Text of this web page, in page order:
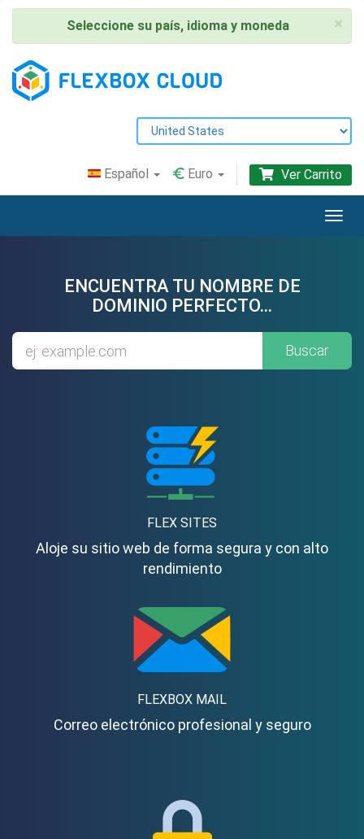
×
Seleccione su país, idioma y moneda
Español Euro Ver Carrito
ENCUENTRA TU NOMBRE DE
DOMINIO PERFECTO...
FLEX SITES
Aloje su sitio web de forma segura y con alto
rendimiento
FLEXBOX MAIL
Correo electrónico profesional y seguro